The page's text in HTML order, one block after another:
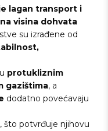
lagan transport i
visina dohvata
su izrađene od
protukliznim
gazištima, a
dodatno povećavaju
, što potvrđuje njihovu